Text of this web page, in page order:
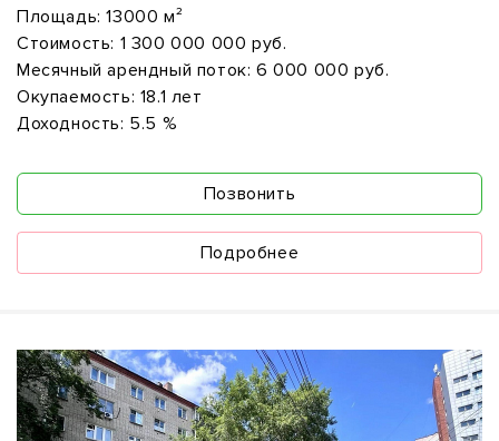
Площадь: 13000 м²
Стоимость: 1 300 000 000 руб.
Месячный арендный поток: 6 000 000 руб.
Окупаемость: 18.1 лет
Доходность: 5.5 %
Позвонить
Подробнее